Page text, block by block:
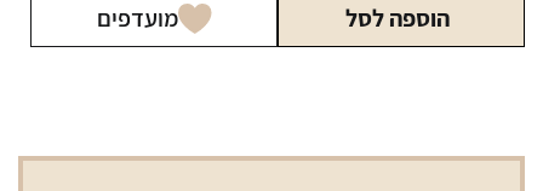
הוספה לסל מועדפים